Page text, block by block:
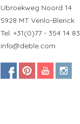
Ubroekweg Noord 14
5928 MT Venlo-Blerick
Tel. +31(0)77 - 354 14 83
info@deble.com